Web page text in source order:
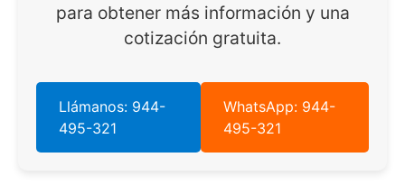
para obtener más información y una
cotización gratuita.
Llámanos: 944-
495-321
WhatsApp: 944-
495-321